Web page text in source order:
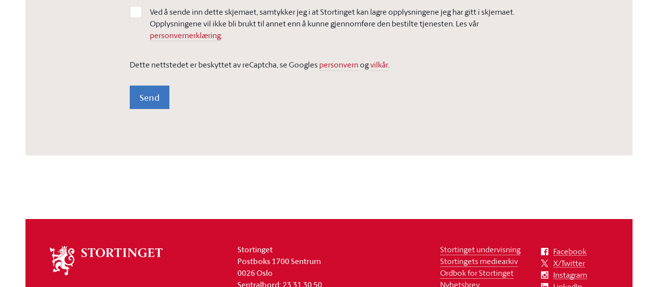
Ved å sende inn dette skjemaet, samtykker jeg i at Stortinget kan lagre opplysningene jeg har gitt i skjemaet.
Opplysningene vil ikke bli brukt til annet enn å kunne gjennomføre den bestilte tjenesten. Les vår
personvernerklæring.
Dette nettstedet er beskyttet av reCaptcha, se Googlespersonvern ogvilkår.
Send
stortinget
Stortinget
Postboks 1700 Sentrum
0026 Oslo
Sentralbord: 23 31 30 50
Stortinget undervisning
Stortingets mediearkiv
Ordbok for Stortinget
Nyhetsbrev
Facebook
X/Twitter
Instagram